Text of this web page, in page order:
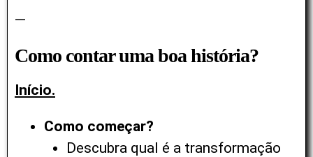
—
Como contar uma boa história?
Início.
Como começar?
Descubra qual é a transformação